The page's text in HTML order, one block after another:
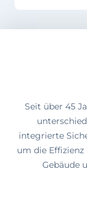
Seit über 45
integrierte
um die
Gebäude